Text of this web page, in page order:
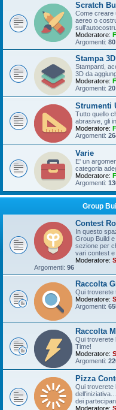
Scratch
Come creare
aereo o
Moderatore:
Argomenti: 80
Stampa 3D
Stampanti,
3D da
Moderatore:
Argomenti: 20
Strumenti
Tutto quello
abrasive, gli
Moderatore:
Argomenti:
Varie
E' un
categoria
Moderatore:
Argomenti:
Group
Contest
In questo
Group Build
sezione per
vari contest e
Moderatore:
Argomenti: 96
Raccolta
Qui troverete
Moderatore:
Argomenti:
Raccolta
Qui troverete
Time!
Moderatore:
Argomenti:
Pizza
Qui troverete
dei
Moderatore: